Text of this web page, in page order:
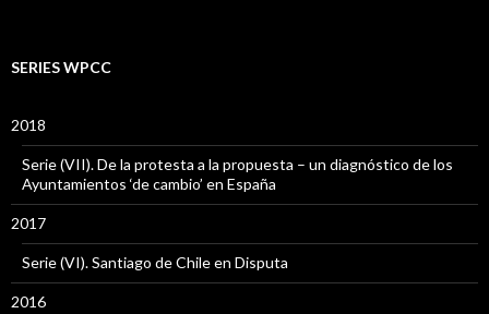
SERIES WPCC
2018
Serie (VII). De la protesta a la propuesta – un diagnóstico de los
Ayuntamientos ‘de cambio’ en España
2017
Serie (VI). Santiago de Chile en Disputa
2016